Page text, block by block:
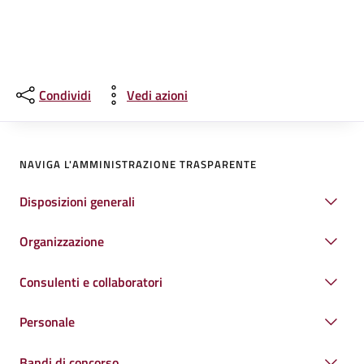
Condividi Vedi azioni
NAVIGA L'AMMINISTRAZIONE TRASPARENTE
Disposizioni generali
Organizzazione
Consulenti e collaboratori
Personale